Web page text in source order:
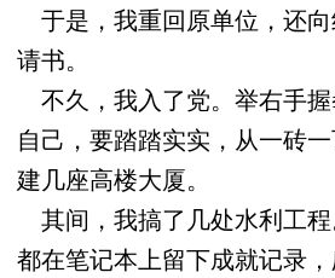
于是，我重回原单位，还
请书。
不久，我入了党。举右手
自己，要踏踏实实，从一砖
建几座高楼大厦。
其间，我搞了几处水利工
都在笔记本上留下成就记录